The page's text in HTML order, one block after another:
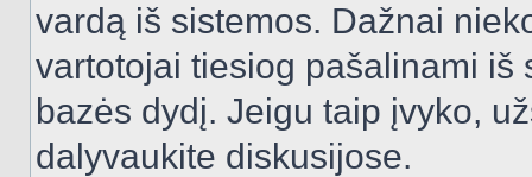
vardą iš sistemos. Dažnai
vartotojai tiesiog pašalinami iš
bazės dydį. Jeigu taip įvyko,
dalyvaukite diskusijose.